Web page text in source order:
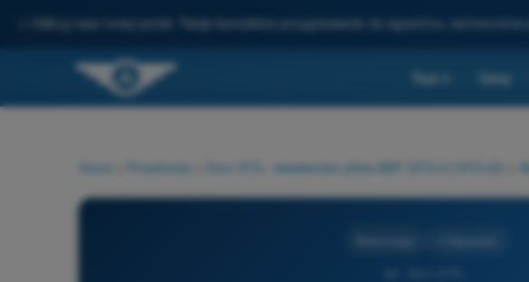
Odkryj nasz nowy portal: Twoje kompletne przygotowanie do egzaminu, wzmocnione
Test Ceny
Home Przedmioty Dron STS - świadectwo pilota BSP (STS-01/STS-02)